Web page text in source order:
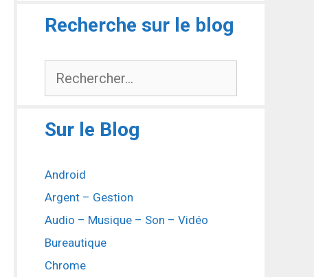
Recherche sur le blog
Rechercher :
Sur le Blog
Android
Argent – Gestion
Audio – Musique – Son – Vidéo
Bureautique
Chrome